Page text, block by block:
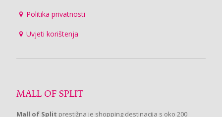
Politika privatnosti
Uvjeti korištenja
MALL OF SPLIT
Mall of Split prestižna je shopping destinacija s oko 200